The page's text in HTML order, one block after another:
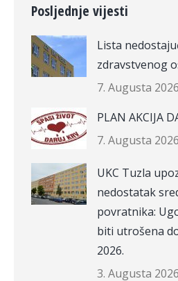
Posljednje vijesti
Lista
zdravstvenog
7. Augusta
PLAN AKCIJA
7. Augusta
UKC Tuzla
nedostatak
povratnika:
biti utrošena
2026.
3. Augusta